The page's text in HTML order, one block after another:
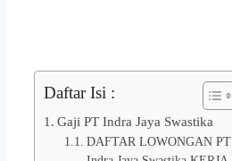
Daftar Isi :
Gaji PT Indra Jaya Swastika
DAFTAR LOWONGAN PT